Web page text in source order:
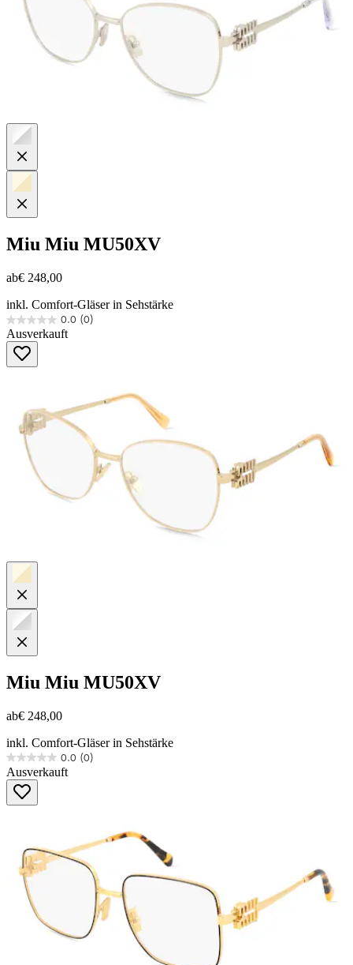
Miu Miu MU50XV
ab€ 248,00
inkl. Comfort-Gläser in Sehstärke
0.0 (0)
0.0
von
Sternen.
Ausverkauft
Miu Miu MU50XV
ab€ 248,00
inkl. Comfort-Gläser in Sehstärke
0.0 (0)
0.0
von
Sternen.
Ausverkauft